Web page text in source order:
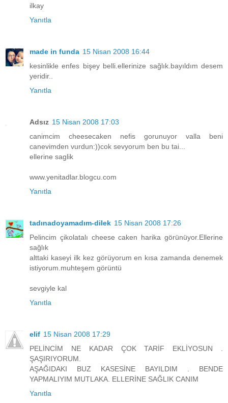
ilkay
Yanıtla
made in funda 15 Nisan 2008 16:44
kesinlikle enfes bişey belli.ellerinize sağlık.bayıldım desem
yeridir..
Yanıtla
Adsız 15 Nisan 2008 17:03
canimcim cheesecaken nefis gorunuyor valla beni
canevimden vurdun:))cok sevyorum ben bu tai...
ellerine saglik
www.yenitadlar.blogcu.com
Yanıtla
tadınadoyamadım-dilek 15 Nisan 2008 17:26
Pelincim çikolatalı cheese caken harika görünüyor.Ellerine
sağlık
alttaki kaseyi ilk kez görüyorum en kısa zamanda denemek
istiyorum.muhteşem görüntü
sevgiyle kal
Yanıtla
elif 15 Nisan 2008 17:29
PELİNCİM NE KADAR ÇOK TARİF EKLİYOSUN .
ŞAŞIRIYORUM.
AŞAĞIDAKI BUZ KASESİNE BAYILDIM . BENDE
YAPMALIYIM MUTLAKA. ELLERİNE SAĞLIK CANIM
Yanıtla